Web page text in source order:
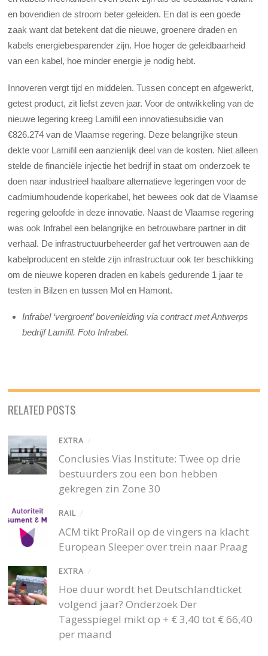
en bovendien de stroom beter geleiden. En dat is een goede
zaak want dat betekent dat die nieuwe, groenere draden en
kabels energiebesparender zijn. Hoe hoger de geleidbaarheid
van een kabel, hoe minder energie je nodig hebt.
Innoveren vergt tijd en middelen. Tussen concept en afgewerkt,
getest product, zit liefst zeven jaar. Voor de ontwikkeling van de
nieuwe legering kreeg Lamifil een innovatiesubsidie van
€826.274 van de Vlaamse regering. Deze belangrijke steun
dekte voor Lamifil een aanzienlijk deel van de kosten. Niet alleen
stelde de financiële injectie het bedrijf in staat om onderzoek te
doen naar industrieel haalbare alternatieve legeringen voor de
cadmiumhoudende koperkabel, het bewees ook dat de Vlaamse
regering geloofde in deze innovatie. Naast de Vlaamse regering
was ook Infrabel een belangrijke en betrouwbare partner in dit
verhaal. De infrastructuurbeheerder gaf het vertrouwen aan de
kabelproducent en stelde zijn infrastructuur ook ter beschikking
om de nieuwe koperen draden en kabels gedurende 1 jaar te
testen in Bilzen en tussen Mol en Hamont.
Infrabel ‘vergroent’ bovenleiding via contract met Antwerps
bedrijf Lamifil. Foto Infrabel.
RELATED POSTS
EXTRA /
Conclusies Vias Institute: Twee op drie
bestuurders zou een bon hebben
gekregen zin Zone 30
RAIL /
ACM tikt ProRail op de vingers na klacht
European Sleeper over trein naar Praag
EXTRA /
Hoe duur wordt het Deutschlandticket
volgend jaar? Onderzoek Der
Tagesspiegel mikt op + € 3,40 tot € 66,40
per maand